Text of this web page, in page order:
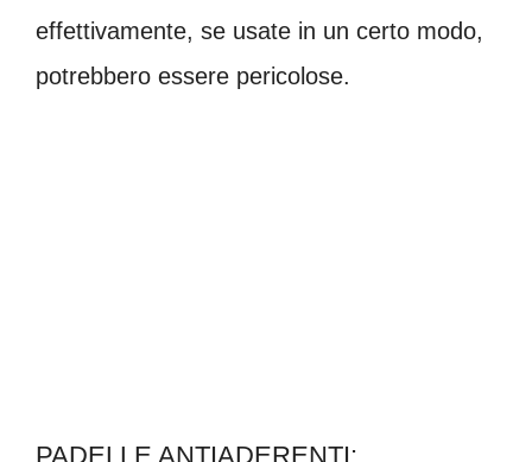
effettivamente, se usate in un certo modo,
potrebbero essere pericolose.
PADELLE ANTIADERENTI: